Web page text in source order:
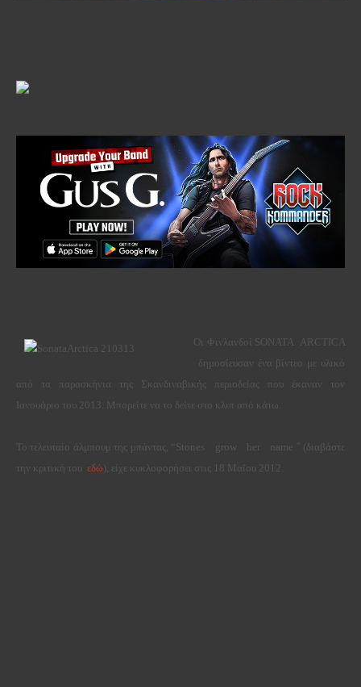
Οι Φινλανδοί SONATA
ARCTICA
δημοσίευσαν ένα βίντεο με υλικό
από τα παρασκήνια της Σκανδιναβικής περιοδείας που έκαναν τον
Ιανουάριο του 2013. Μπορείτε να το δείτε στο κλιπ από κάτω.
Το τελευταίο άλμπουμ της μπάντας, “Stones grow her name ” (διαβάστε
την κριτική του εδώ ), είχε κυκλοφορήσει στις 18 Μαΐου 2012.